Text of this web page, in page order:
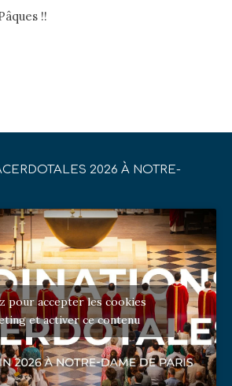
!!
2026 À NOTRE-
pour accepter les cookies
et activer ce contenu